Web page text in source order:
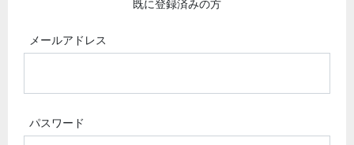
既に登録済みの方
メールアドレス
パスワード